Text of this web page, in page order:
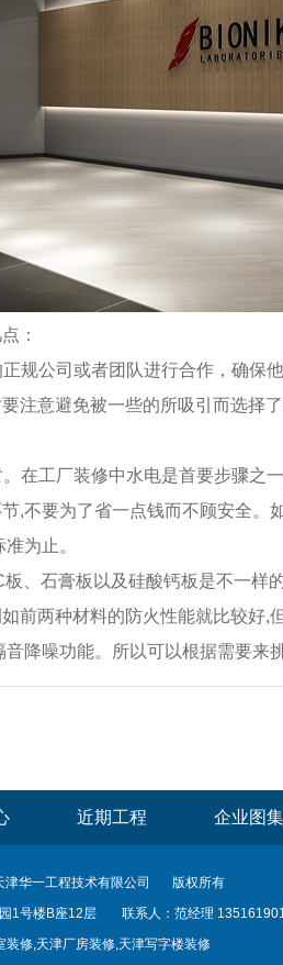
：
规公司或者团队进行合作，确保
注意避免被一些的所吸引而选择
在工厂装修中水电是首要步骤之
,不要为了省一点钱而不顾安全。
为止。
、石膏板以及硅酸钙板是不一样
前两种材料的防火性能就比较好,
降噪功能。所以可以根据需要来
近期工程 企业图集
津华一工程技术有限公司
版权所有
1号楼B座12层
联系人：范经理
装修,天津厂房装修,天津写字楼装修